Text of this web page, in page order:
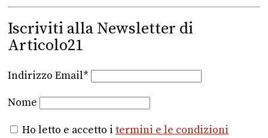
Iscriviti alla Newsletter di
Articolo21
Indirizzo Email*
Nome
Ho letto e accetto i termini e le condizioni